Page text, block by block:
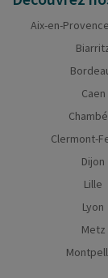
Aix-en-
Caen
Clermont-
Dijon
Lille
Lyon
Metz